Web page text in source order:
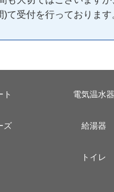
て受付を行っております
ト 電気温水器
ズ 給湯器
トイレ